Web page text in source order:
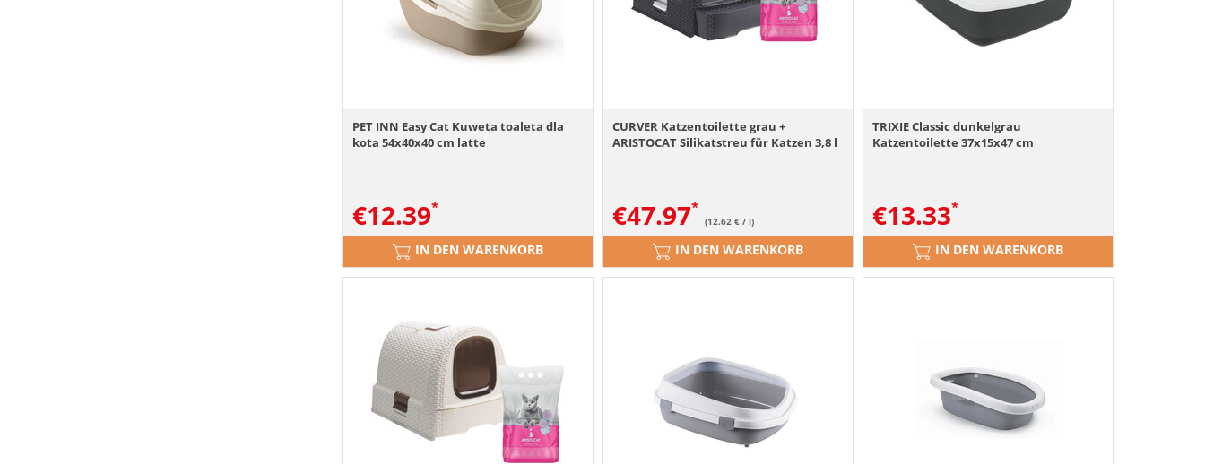
PET INN Easy Cat Kuweta toaleta dla
kota 54x40x40 cm latte
€12.39
IN DEN WARENKORB
CURVER Katzentoilette grau +
ARISTOCAT Silikatstreu für Katzen 3,8 l
€47.97 (12.62 € / l)
IN DEN WARENKORB
TRIXIE Classic dunkelgrau
Katzentoilette 37x15x47 cm
€13.33
IN DEN WARENKORB